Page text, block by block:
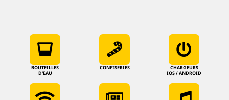
BOUTEILLES
D'EAU
CONFISERIES
CHARGEURS
IOS / ANDROID